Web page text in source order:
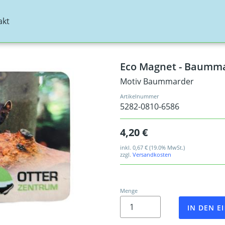
Eco Magnet -
Motiv Baummarder
Artikelnummer
5282-0810-6586
4,20 €
inkl. 0,67 € (19.0% MwSt.)
zzgl. Versandkosten
Menge
IN DEN